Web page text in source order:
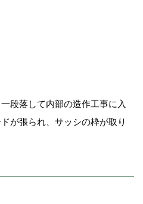
段落して内部の造作工事に入
が張られ、サッシの枠が取り